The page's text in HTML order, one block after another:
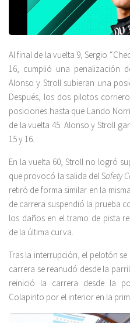
Al final de la vuelta 9, Sergio
16, cumplió una penalización
Alonso y Stroll subieran una
Después, los dos pilotos
posiciones hasta que Lando
de la vuelta 45. Alonso y Stroll
15 y 16.
En la vuelta 60, Stroll no logró
que provocó la salida del Safety
retiró de forma similar en la
de carrera suspendió la prueba
los daños en el tramo de pista
de la última curva.
Tras la interrupción, el pelotón
carrera se reanudó desde la
reinició la carrera desde la
Colapinto por el interior en la